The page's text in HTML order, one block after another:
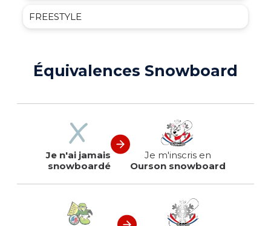
FREESTYLE
Équivalences Snowboard
Je n'ai jamais
snowboardé
Je m'inscris en
Ourson snowboard